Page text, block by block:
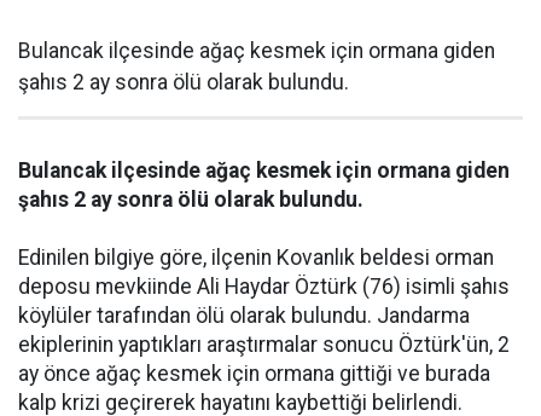
Bulancak ilçesinde ağaç kesmek için ormana giden
şahıs 2 ay sonra ölü olarak bulundu.
Bulancak ilçesinde ağaç kesmek için ormana giden
şahıs 2 ay sonra ölü olarak bulundu.
Edinilen bilgiye göre, ilçenin Kovanlık beldesi orman
deposu mevkiinde Ali Haydar Öztürk (76) isimli şahıs
köylüler tarafından ölü olarak bulundu. Jandarma
ekiplerinin yaptıkları araştırmalar sonucu Öztürk'ün, 2
ay önce ağaç kesmek için ormana gittiği ve burada
kalp krizi geçirerek hayatını kaybettiği belirlendi.